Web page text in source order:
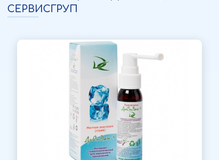
СЕРВИСГРУП